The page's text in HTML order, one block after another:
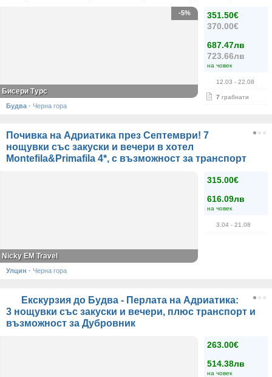
351.50€
370.00€
687.47лв
723.66лв
на човек
12.03 - 22.08
7 грабнати
-5%
Бисери Турс
Будва · Черна гора
Почивка на Адриатика през Септември! 7
нощувки със закуски и вечери в хотел
Montefila&Primafila 4*, с възможност за транспорт
315.00€
616.09лв
на човек
3.04 - 21.08
Nicky EM Travel
Улцин · Черна гора
Екскурзия до Будва - Перлата на Адриатика:
3 нощувки със закуски и вечери, плюс транспорт и
възможност за Дубровник
263.00€
514.38лв
на човек